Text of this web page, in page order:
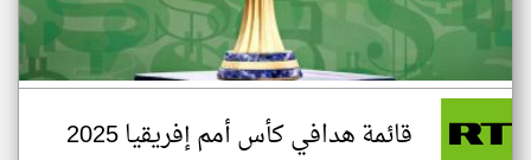
قائمة هدافي كأس أمم إفريقيا 2025